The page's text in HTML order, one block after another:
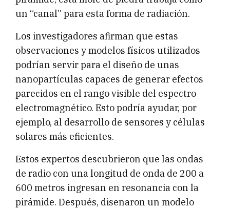
un “canal” para esta forma de radiación.
Los investigadores afirman que estas
observaciones y modelos físicos utilizados
podrían servir para el diseño de unas
nanopartículas capaces de generar efectos
parecidos en el rango visible del espectro
electromagnético. Esto podría ayudar, por
ejemplo, al desarrollo de sensores y células
solares más eficientes.
Estos expertos descubrieron que las ondas
de radio con una longitud de onda de 200 a
600 metros ingresan en resonancia con la
pirámide. Después, diseñaron un modelo